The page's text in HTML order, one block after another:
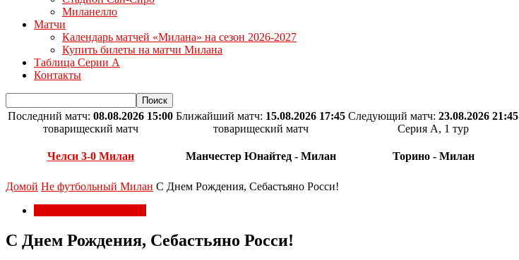
Миланелло
Матчи
Календарь матчей «Милана» на сезон 2026-2027
Купить билеты на матчи Милана
Таблица Серии А
Контакты
Последний матч: 08.08.2026 15:00
товарищеский матч
Челси 3-0 Милан
Ближайший матч: 15.08.2026 17:45
товарищеский матч
Манчестер Юнайтед - Милан
Следующий матч: 23.08.2026 21:45
Серия А, 1 тур
Торино - Милан
Домой Не футбольный Милан С Днем Рождения, Себастьяно Росси!
С Днем Рождения, Себастьяно Росси!